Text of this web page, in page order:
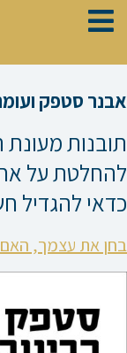
דילוג
אבנר סטפק ועומר
תובנות
להחלטת על
כדאי להגדיל
בחן את עצמך, האם